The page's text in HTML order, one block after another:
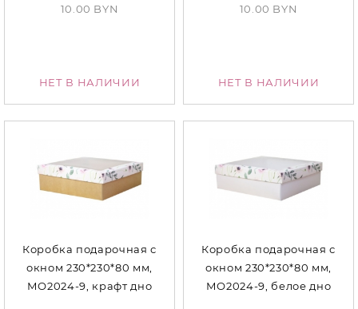
10.00 BYN
НЕТ В НАЛИЧИИ
10.00 BYN
НЕТ В НАЛИЧИИ
Коробка подарочная с
окном 230*230*80 мм,
МО2024-9, крафт дно
Коробка подарочная с
окном 230*230*80 мм,
МО2024-9, белое дно